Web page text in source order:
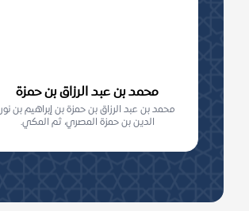
محمد بن عبد الرزاق بن حمزة
محمد بن عبد الرزاق بن حمزة بن إبراهيم بن نور
الدين بن حمزة المصري، ثم المكي.